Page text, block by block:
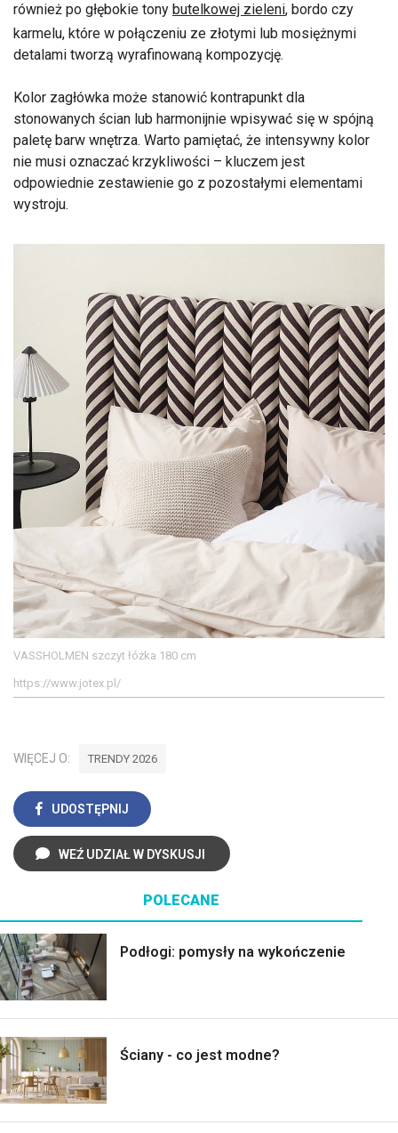
również po głębokie tony butelkowej zieleni, bordo czy
karmelu, które w połączeniu ze złotymi lub mosiężnymi
detalami tworzą wyrafinowaną kompozycję.
Kolor zagłówka może stanowić kontrapunkt dla
stonowanych ścian lub harmonijnie wpisywać się w spójną
paletę barw wnętrza. Warto pamiętać, że intensywny kolor
nie musi oznaczać krzykliwości – kluczem jest
odpowiednie zestawienie go z pozostałymi elementami
wystroju.
VASSHOLMEN szczyt łóżka 180 cm
https://www.jotex.pl/
WIĘCEJ O: TRENDY 2026
UDOSTĘPNIJ
WEŹ UDZIAŁ W DYSKUSJI
POLECANE
Podłogi: pomysły na wykończenie
Ściany - co jest modne?